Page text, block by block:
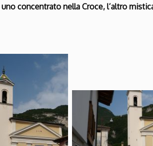
concentrato nella Croce, l’altro